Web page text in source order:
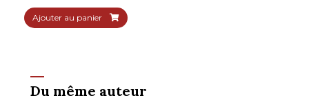
Ajouter au panier
Du même auteur